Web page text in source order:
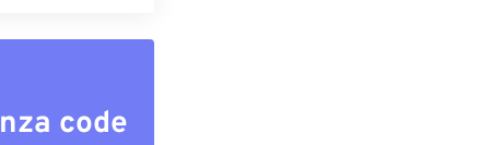
code